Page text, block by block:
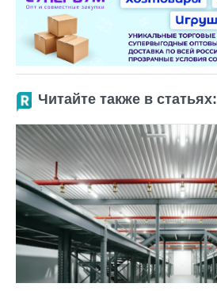
Читайте также в статьях: